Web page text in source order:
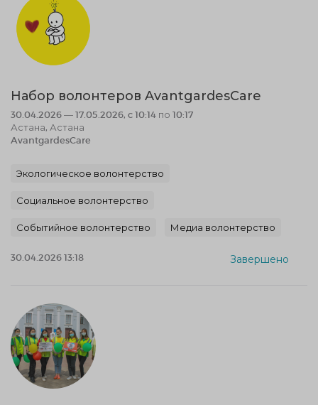
Набор волонтеров AvantgardesCare
30.04.2026 — 17.05.2026, c 10:14 по 10:17
Астана, Астана
AvantgardesCare
Экологическое волонтерство
Социальное волонтерство
Событийное волонтерство Медиа волонтерство
30.04.2026 13:18 Завершено